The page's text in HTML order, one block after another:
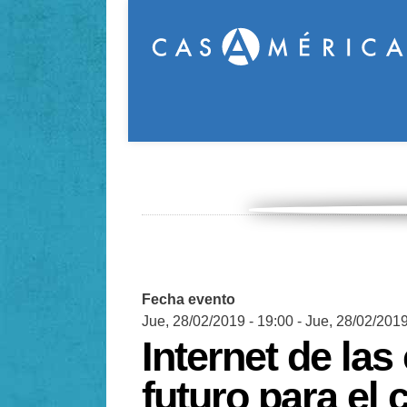
Fecha evento
Jue, 28/02/2019 - 19:00 - Jue, 28/02/
Internet de
futuro para el